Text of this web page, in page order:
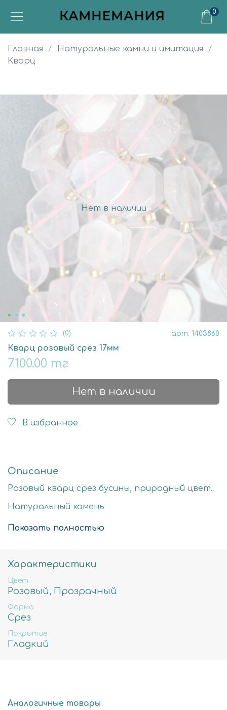
0
Главная
Натуральные камни и имитация
Кварц
Нет в наличии
(0) арт. 1403860
Кварц розовый срез 17мм
7100.00 тг
Нет в наличии
В избранное
Описание
Розовый кварц срез бусины, природный цвет.
Натуральный камень
Стоимость за нить 40см
Показать полностью
Характеристики
Цвет
Розовый, Прозрачный
Форма
Срез
Покрытие
Гладкий
Аналогичные товары